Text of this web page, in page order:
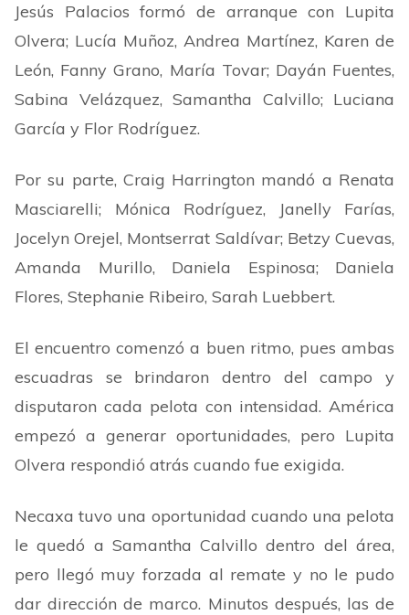
Jesús Palacios formó de arranque con Lupita
Olvera; Lucía Muñoz, Andrea Martínez, Karen de
León, Fanny Grano, María Tovar; Dayán Fuentes,
Sabina Velázquez, Samantha Calvillo; Luciana
García y Flor Rodríguez.
Por su parte, Craig Harrington mandó a Renata
Masciarelli; Mónica Rodríguez, Janelly Farías,
Jocelyn Orejel, Montserrat Saldívar; Betzy Cuevas,
Amanda Murillo, Daniela Espinosa; Daniela
Flores, Stephanie Ribeiro, Sarah Luebbert.
El encuentro comenzó a buen ritmo, pues ambas
escuadras se brindaron dentro del campo y
disputaron cada pelota con intensidad. América
empezó a generar oportunidades, pero Lupita
Olvera respondió atrás cuando fue exigida.
Necaxa tuvo una oportunidad cuando una pelota
le quedó a Samantha Calvillo dentro del área,
pero llegó muy forzada al remate y no le pudo
dar dirección de marco. Minutos después, las de